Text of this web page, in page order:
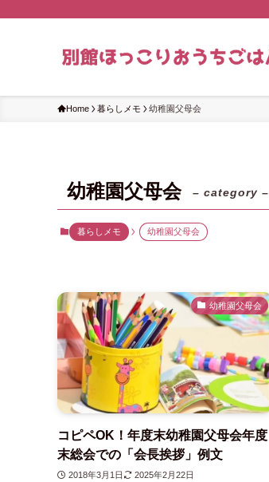
Home 暮らしメモ 幼稚園父母会
幼稚園父母会 – category –
暮らしメモ 幼稚園父母会
幼稚園父母会
コピペOK！年度末幼稚園父母会年度
末総会での「会長挨拶」例文
2018年3月1日 2025年2月22日